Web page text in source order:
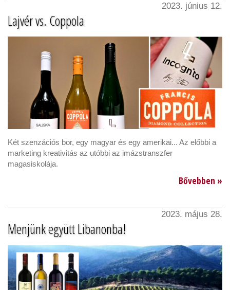
2023. június 12.
Lajvér vs. Coppola
Két szenzációs bor, egy magyar és egy amerikai... Az előbbi a
marketing kreativitás az utóbbi az imázstranszfer
magasiskolája.
Bővebben »
2023. május 28.
Menjünk együtt Libanonba!